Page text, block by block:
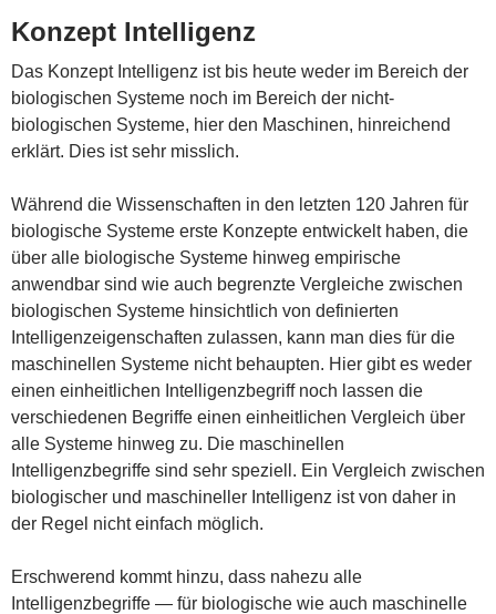
Konzept Intelligenz
Das Konzept Intelligenz ist bis heute weder im Bereich der
biologischen Systeme noch im Bereich der nicht-
biologischen Systeme, hier den Maschinen, hinreichend
erklärt. Dies ist sehr misslich.
Während die Wissenschaften in den letzten 120 Jahren für
biologische Systeme erste Konzepte entwickelt haben, die
über alle biologische Systeme hinweg empirische
anwendbar sind wie auch begrenzte Vergleiche zwischen
biologischen Systeme hinsichtlich von definierten
Intelligenzeigenschaften zulassen, kann man dies für die
maschinellen Systeme nicht behaupten. Hier gibt es weder
einen einheitlichen Intelligenzbegriff noch lassen die
verschiedenen Begriffe einen einheitlichen Vergleich über
alle Systeme hinweg zu. Die maschinellen
Intelligenzbegriffe sind sehr speziell. Ein Vergleich zwischen
biologischer und maschineller Intelligenz ist von daher in
der Regel nicht einfach möglich.
Erschwerend kommt hinzu, dass nahezu alle
Intelligenzbegriffe — für biologische wie auch maschinelle